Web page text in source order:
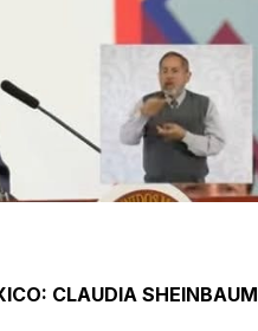
CLAUDIA SHEINBAUM